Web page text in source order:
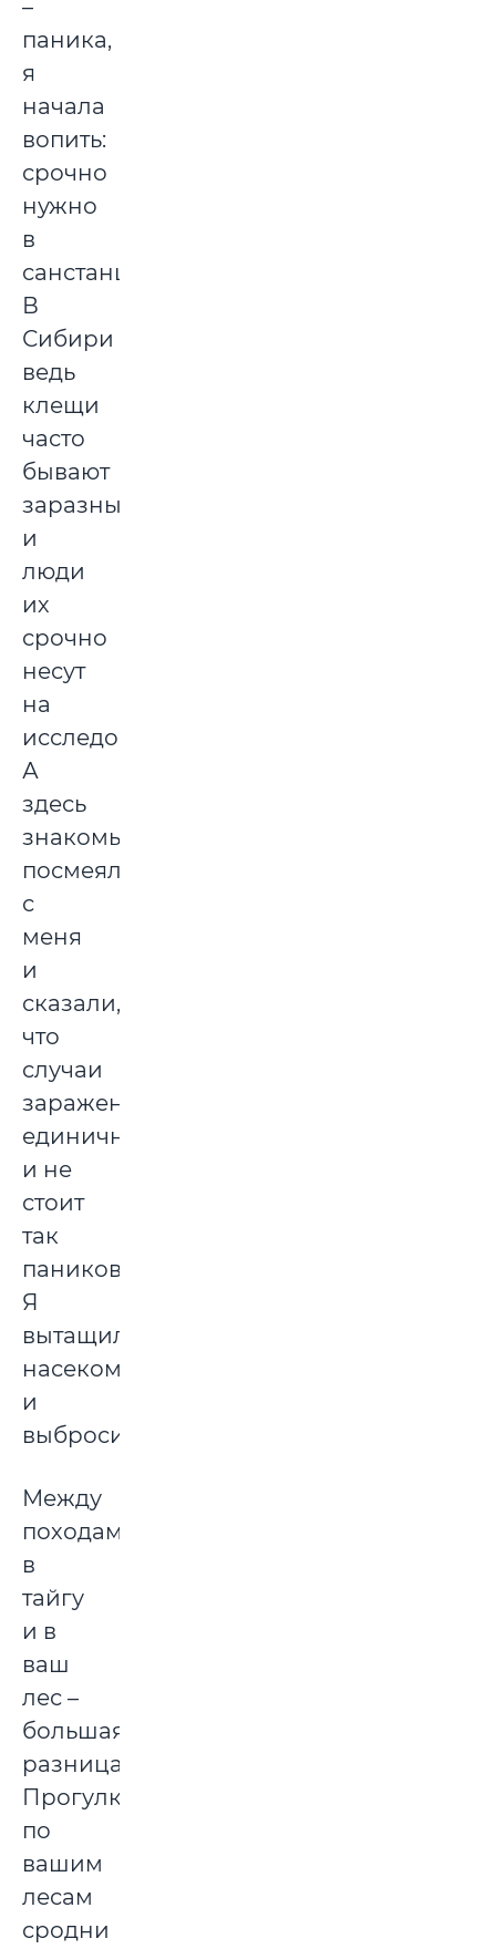
–
паника,
я
начала
вопить:
срочно
нужно
в
санстанцию!
В
Сибири
ведь
клещи
часто
бывают
заразными,
и
люди
их
срочно
несут
на
исследование.
А
здесь
знакомые
посмеялись
с
меня
и
сказали,
что
случаи
заражения
единичны,
и не
стоит
так
паниковать.
Я
вытащила
насекомое
и
выбросила.
Между
походами
в
тайгу
и в
ваш
лес –
большая
разница.
Прогулка
по
вашим
лесам
сродни